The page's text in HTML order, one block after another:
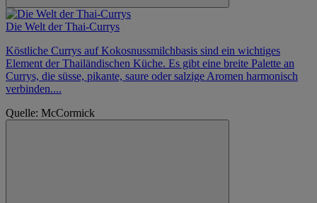
Die Welt der Thai-Currys
Köstliche Currys auf Kokosnussmilchbasis sind ein wichtiges
Element der Thailändischen Küche. Es gibt eine breite Palette an
Currys, die süsse, pikante, saure oder salzige Aromen harmonisch
verbinden....
Quelle: McCormick